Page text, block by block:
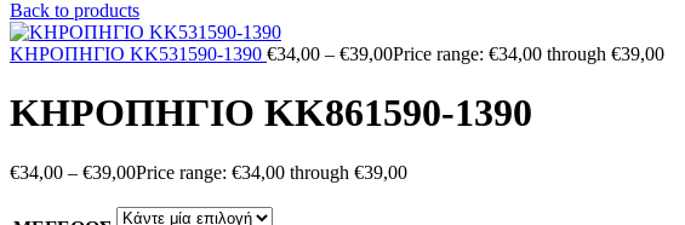
Back to products
ΚΗΡΟΠΗΓΙΟ KK531590-1390 €34,00 – €39,00Price range: €34,00 through €39,00
ΚΗΡΟΠΗΓΙΟ KK861590-1390
€34,00 – €39,00Price range: €34,00 through €39,00